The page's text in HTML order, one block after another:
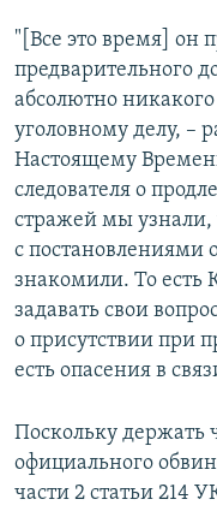
"[Все это время] он
предварительного
абсолютно
уголовному делу, –
Настоящему
следователя о
стражей мы узнали,
с постановлениями
знакомили. То есть
задавать свои
о присутствии при
есть опасения в
Поскольку держать
официального
части 2 статьи 214